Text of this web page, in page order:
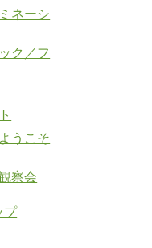
ネーシ
ク／フ
うこそ
察会
プ